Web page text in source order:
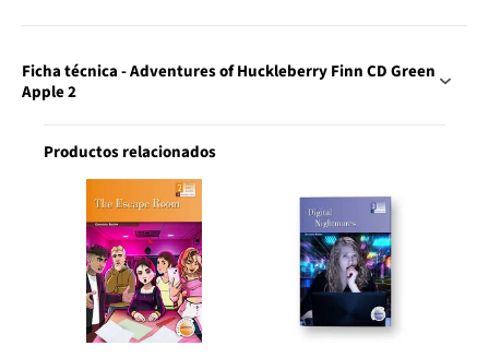
Ficha técnica - Adventures of Huckleberry Finn CD Green
Apple 2
Productos relacionados